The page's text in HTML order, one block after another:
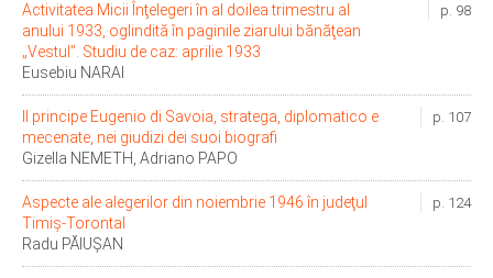
p. 98
Activitatea Micii Înţelegeri în al doilea trimestru al
anului 1933, oglindită în paginile ziarului bănăţean
„Vestul”. Studiu de caz: aprilie 1933
Eusebiu NARAI
p. 107
Il principe Eugenio di Savoia, stratega, diplomatico e
mecenate, nei giudizi dei suoi biografi
Gizella NEMETH, Adriano PAPO
p. 124
Aspecte ale alegerilor din noiembrie 1946 în judeţul
Timiş-Torontal
Radu PĂIUȘAN